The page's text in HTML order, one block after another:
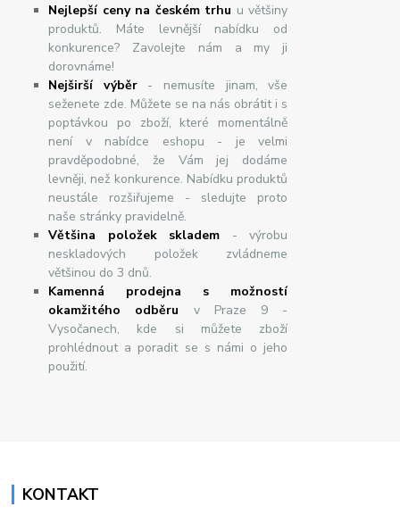
Nejlepší ceny na českém trhu u většiny
produktů. Máte levnější nabídku od
konkurence? Zavolejte nám a my ji
dorovnáme!
Nejširšívýběr- nemusíte jinam, vše
seženete zde. Můžete se na nás obrátit i s
poptávkou po zboží, které momentálně
není v nabídce eshopu - je velmi
pravděpodobné, že Vám jej dodáme
levněji, než konkurence. Nabídku produktů
neustále rozšiřujeme - sledujte proto
naše stránky pravidelně.
Většina položek skladem - výrobu
neskladových položek zvládneme
většinou do 3 dnů.
Kamenná prodejna s možností
okamžitého odběru v Praze 9 -
Vysočanech, kde si můžete zboží
prohlédnout a poradit se s námi o jeho
použití.
KONTAKT